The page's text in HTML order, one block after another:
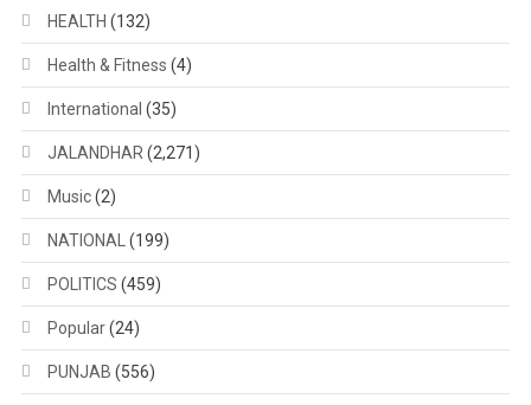
HEALTH (132)
Health & Fitness (4)
International (35)
JALANDHAR(2,271)
Music(2)
NATIONAL(199)
POLITICS (459)
Popular(24)
PUNJAB (556)